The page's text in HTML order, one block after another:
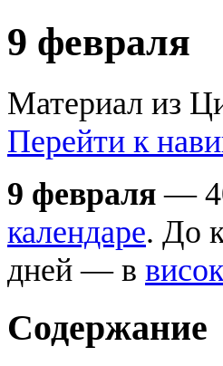
9 февраля
Материал из
Перейти к
9 февраля —
календаре. До
дней — в
Содержание